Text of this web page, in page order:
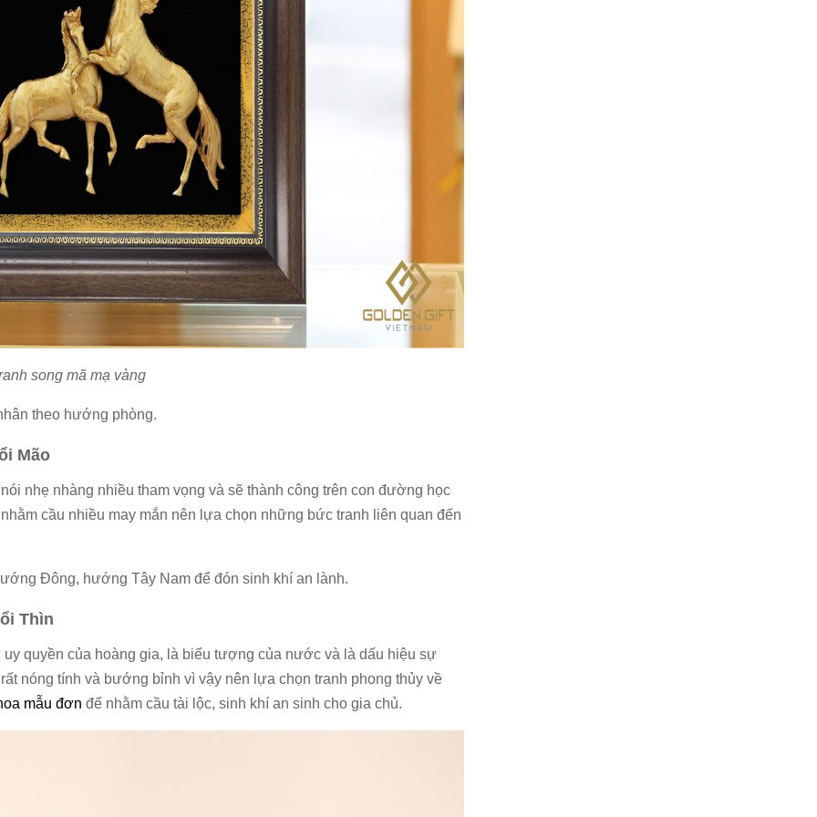
song mã mạ vàng
theo hướng phòng.
Mão
nhẹ nhàng nhiều tham vọng và sẽ thành công trên con đường học
cầu nhiều may mắn nên lựa chọn những bức tranh liên quan đến
Đông, hướng Tây Nam để đón sinh khí an lành.
Thìn
quyền của hoàng gia, là biểu tượng của nước và là dấu hiệu sự
nóng tính và bướng bỉnh vì vậy nên lựa chọn tranh phong thủy về
mẫu đơn để nhằm cầu tài lộc, sinh khí an sinh cho gia chủ.